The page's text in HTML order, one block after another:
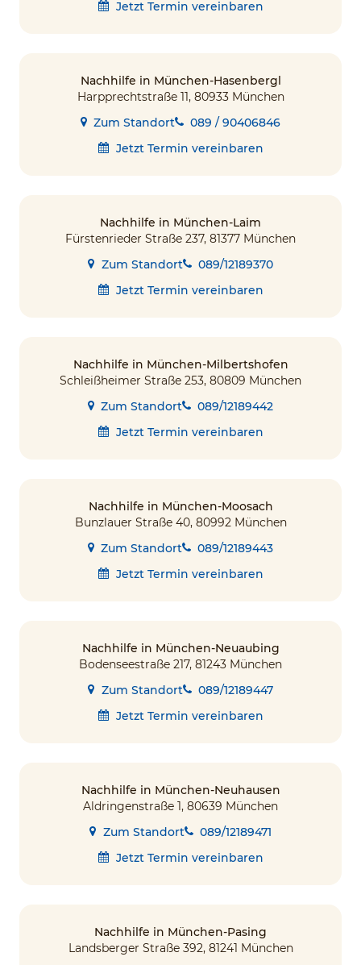
Jetzt Termin vereinbaren
Nachhilfe in München-Hasenbergl
Harpprechtstraße 11, 80933 München
Zum Standort
089 / 90406846
Jetzt Termin vereinbaren
Nachhilfe in München-Laim
Fürstenrieder Straße 237, 81377 München
Zum Standort
089/12189370
Jetzt Termin vereinbaren
Nachhilfe in München-Milbertshofen
Schleißheimer Straße 253, 80809 München
Zum Standort
089/12189442
Jetzt Termin vereinbaren
Nachhilfe in München-Moosach
Bunzlauer Straße 40, 80992 München
Zum Standort
089/12189443
Jetzt Termin vereinbaren
Nachhilfe in München-Neuaubing
Bodenseestraße 217, 81243 München
Zum Standort
089/12189447
Jetzt Termin vereinbaren
Nachhilfe in München-Neuhausen
Aldringenstraße 1, 80639 München
Zum Standort
089/12189471
Jetzt Termin vereinbaren
Nachhilfe in München-Pasing
Landsberger Straße 392, 81241 München